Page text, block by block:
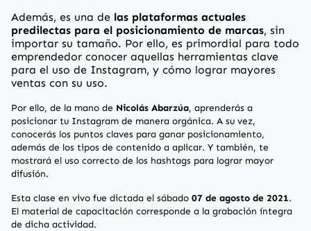
Además, es una de las plataformas actuales
predilectas para el posicionamiento de marcas, sin
importar su tamaño. Por ello, es primordial para todo
emprendedor conocer aquellas herramientas clave
para el uso de Instagram, y cómo lograr mayores
ventas con su uso.
Por ello, de la mano de Nicolás Abarzúa, aprenderás a
posicionar tu Instagram de manera orgánica. A su vez,
conocerás los puntos claves para ganar posicionamiento,
además de los tipos de contenido a aplicar. Y también, te
mostrará el uso correcto de los hashtags para lograr mayor
difusión.
Esta clase en vivo fue dictada el sábado 07 de agosto de 2021.
El material de capacitación corresponde a la grabación íntegra
de dicha actividad.